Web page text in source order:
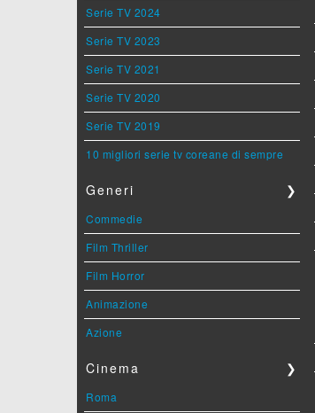
Serie TV 2024
Serie TV 2023
Serie TV 2021
Serie TV 2020
Serie TV 2019
10 migliori serie tv coreane di sempre
Generi ❯
Commedie
Film Thriller
Film Horror
Animazione
Azione
Cinema ❯
Roma